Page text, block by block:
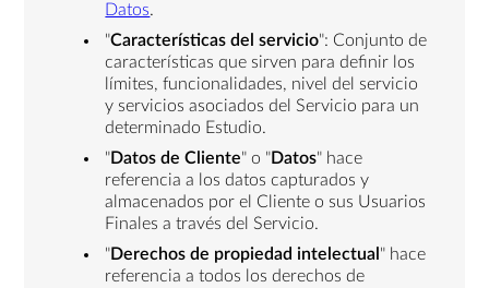
Datos.
"Características del servicio": Conjunto de
características que sirven para definir los
límites, funcionalidades, nivel del servicio
y servicios asociados del Servicio para un
determinado Estudio.
"Datos de Cliente" o "Datos" hace
referencia a los datos capturados y
almacenados por el Cliente o sus Usuarios
Finales a través del Servicio.
"Derechos de propiedad intelectual " hace
referencia a todos los derechos de